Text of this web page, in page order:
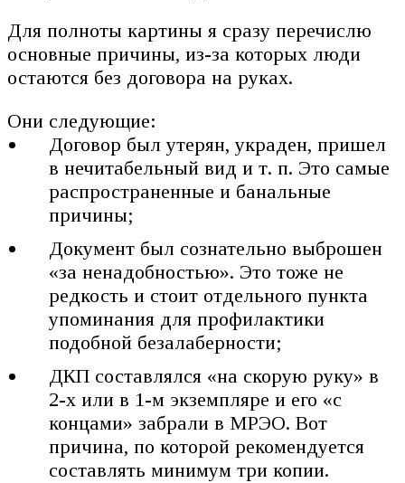
Для полноты картины я сразу перечислю
основные причины, из-за которых люди
остаются без договора на руках.
Они следующие:
Договор был утерян, украден, пришел
в нечитабельный вид и т. п. Это самые
распространенные и банальные
причины;
Документ был сознательно выброшен
«за ненадобностью». Это тоже не
редкость и стоит отдельного пункта
упоминания для профилактики
подобной безалаберности;
ДКП составлялся «на скорую руку» в
2-х или в 1-м экземпляре и его «с
концами» забрали в МРЭО. Вот
причина, по которой рекомендуется
составлять минимум три копии.